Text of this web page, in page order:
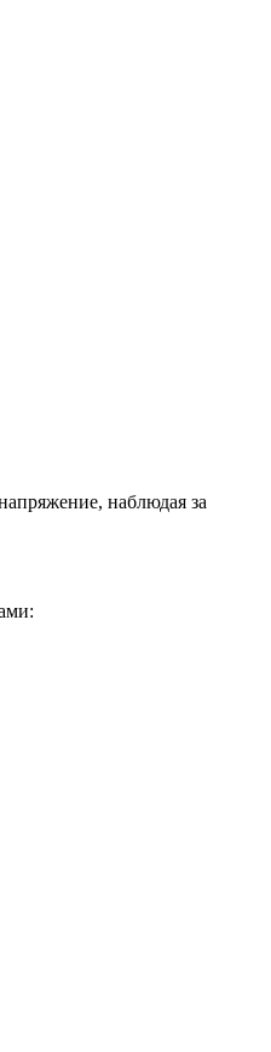
наблюдая за